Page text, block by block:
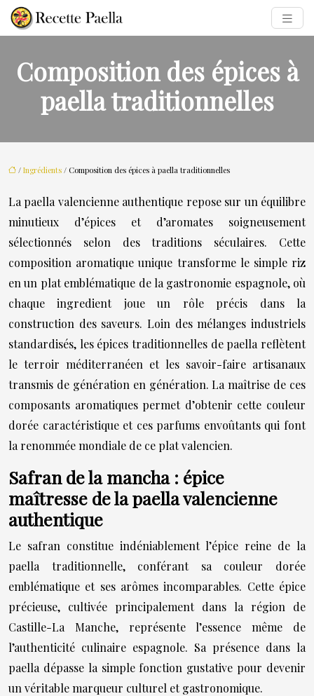
Composition des épices à
paella traditionnelles
/ Ingrédients / Composition des épices à paella traditionnelles
La paella valencienne authentique repose sur un équilibre
minutieux d’épices et d’aromates soigneusement
sélectionnés selon des traditions séculaires. Cette
composition aromatique unique transforme le simple riz
en un plat emblématique de la gastronomie espagnole, où
chaque ingredient joue un rôle précis dans la
construction des saveurs. Loin des mélanges industriels
standardisés, les épices traditionnelles de paella reflètent
le terroir méditerranéen et les savoir-faire artisanaux
transmis de génération en génération. La maîtrise de ces
composants aromatiques permet d’obtenir cette couleur
dorée caractéristique et ces parfums envoûtants qui font
la renommée mondiale de ce plat valencien.
Safran de la mancha : épice
maîtresse de la paella valencienne
authentique
Le safran constitue indéniablement l’épice reine de la
paella traditionnelle, conférant sa couleur dorée
emblématique et ses arômes incomparables. Cette épice
précieuse, cultivée principalement dans la région de
Castille-La Manche, représente l’essence même de
l’authenticité culinaire espagnole. Sa présence dans la
paella dépasse la simple fonction gustative pour devenir
un véritable marqueur culturel et gastronomique.